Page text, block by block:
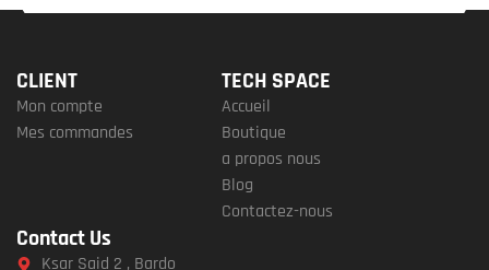
CLIENT
Mon compte
Mes commandes
TECH SPACE
Accueil
Boutique
a propos nous
Blog
Contactez-nous
Contact Us
Ksar Said 2 , Bardo